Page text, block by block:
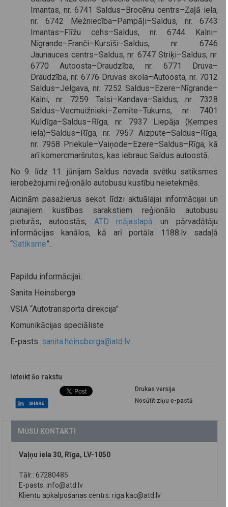
Imantas, nr. 6741 Saldus–Brocēnu centrs–Zaļā iela,
nr. 6742 Mežniecība–Pampāļi–Saldus, nr. 6743
Imantas–Flīžu cehs–Saldus, nr. 6744 Kalni–
Nīgrande–Franči–Kursīši–Saldus, nr. 6746
Jaunauces centrs–Saldus, nr. 6747 Striķi–Saldus, nr.
6770 Autoosta–Draudzība, nr. 6771 Druva–
Draudzība, nr. 6776 Druvas skola–Autoosta, nr. 7012
Saldus–Jelgava, nr. 7252 Saldus–Ezere–Nīgrande–
Kalni, nr. 7259 Talsi–Kandava–Saldus, nr. 7328
Saldus–Vecmuižnieki–Zemīte–Tukums, nr. 7401
Kuldīga–Saldus–Rīga, nr. 7937 Liepāja (Ķempes
iela)–Saldus–Rīga, nr. 7957 Aizpute–Saldus–Rīga,
nr. 7958 Priekule–Vaiņode–Ezere–Saldus–Rīga, kā
arī komercmaršrutos, kas iebrauc Saldus autoostā.
No 9. līdz 11. jūnijam Saldus novada svētku satiksmes
ierobežojumi reģionālo autobusu kustību neietekmēs.
Aicinām pasažierus sekot līdzi aktuālajai informācijai un
jaunajiem kustības sarakstiem reģionālo autobusu
pieturās, autoostās, ATD mājaslapā un pārvadātāju
informācijas kanālos, kā arī portāla 1188.lv sadaļā
“Satiksme”.
Papildu informācijai:
Sanita Heinsberga
VSIA “Autotransporta direkcija”
Komunikācijas speciāliste
E-pasts: sanita.heinsberga@atd.lv
Ieteikt šo rakstu
Drukas versija
Nosūtīt ziņu e-pastā
MŪSU KONTAKTI
Vaļņu iela 30, Rīga, LV-1050
Tālr.: 67280485
E-pasts: info@atd.lv
Klientu apkalpošanas centrs: riga.kac@atd.lv